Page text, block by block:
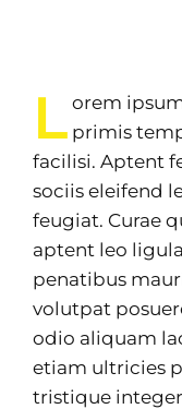
L orem
primis
facilisi. Aptent
sociis eleifend
feugiat. Curae
aptent leo
penatibus
volutpat
odio aliquam
etiam ultricies
tristique